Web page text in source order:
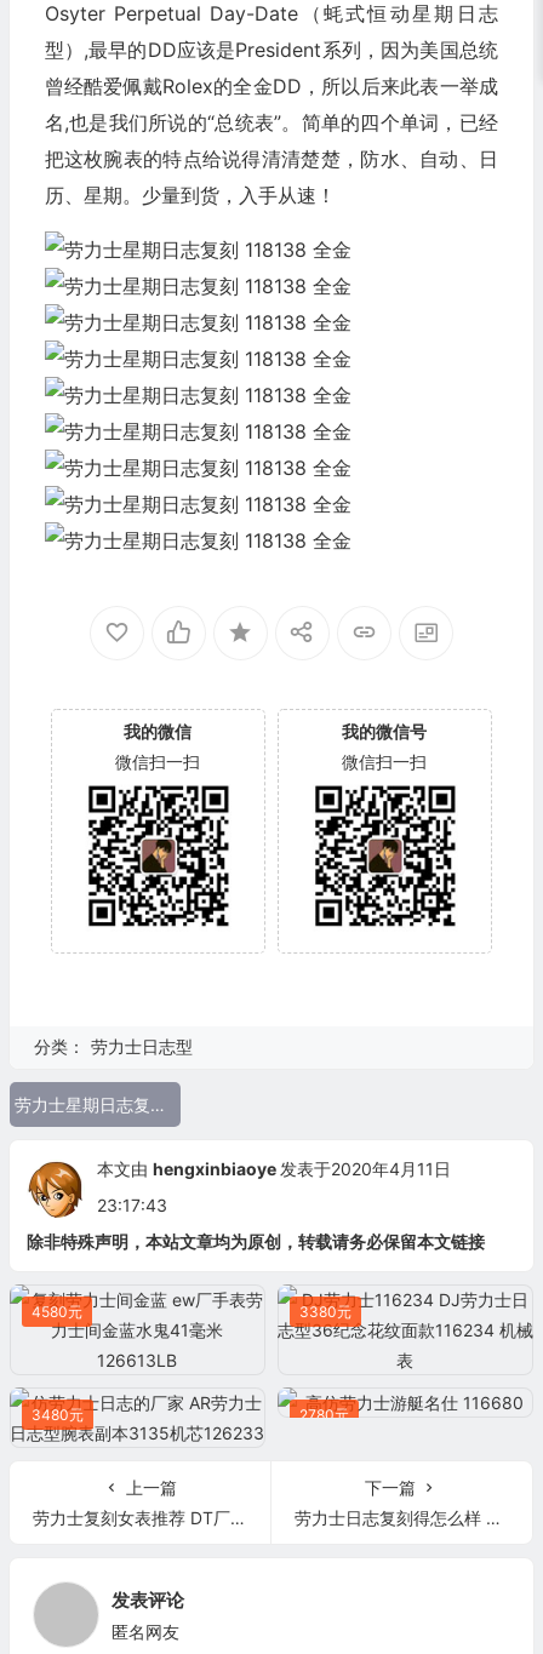
Osyter Perpetual Day-Date（蚝式恒动星期日志
型）,最早的DD应该是President系列，因为美国总统
曾经酷爱佩戴Rolex的全金DD，所以后来此表一举成
名,也是我们所说的“总统表”。简单的四个单词，已经
把这枚腕表的特点给说得清清楚楚，防水、自动、日
历、星期。少量到货，入手从速！
我的微信
微信扫一扫
我的微信号
微信扫一扫
分类： 劳力士日志型
劳力士星期日志复刻 118138 全金
本文由 hengxinbiaoye 发表于2020年4月11日
23:17:43
除非特殊声明，本站文章均为原创，转载请务必保留本文链接
4580元 3380元
3480元 2780元
上一篇
劳力士复刻女表推荐 DT厂劳力士女装日志型279171 玫瑰金
下一篇
劳力士日志复刻得怎么样 劳力士女装日志型178383女士31mm
发表评论
匿名网友